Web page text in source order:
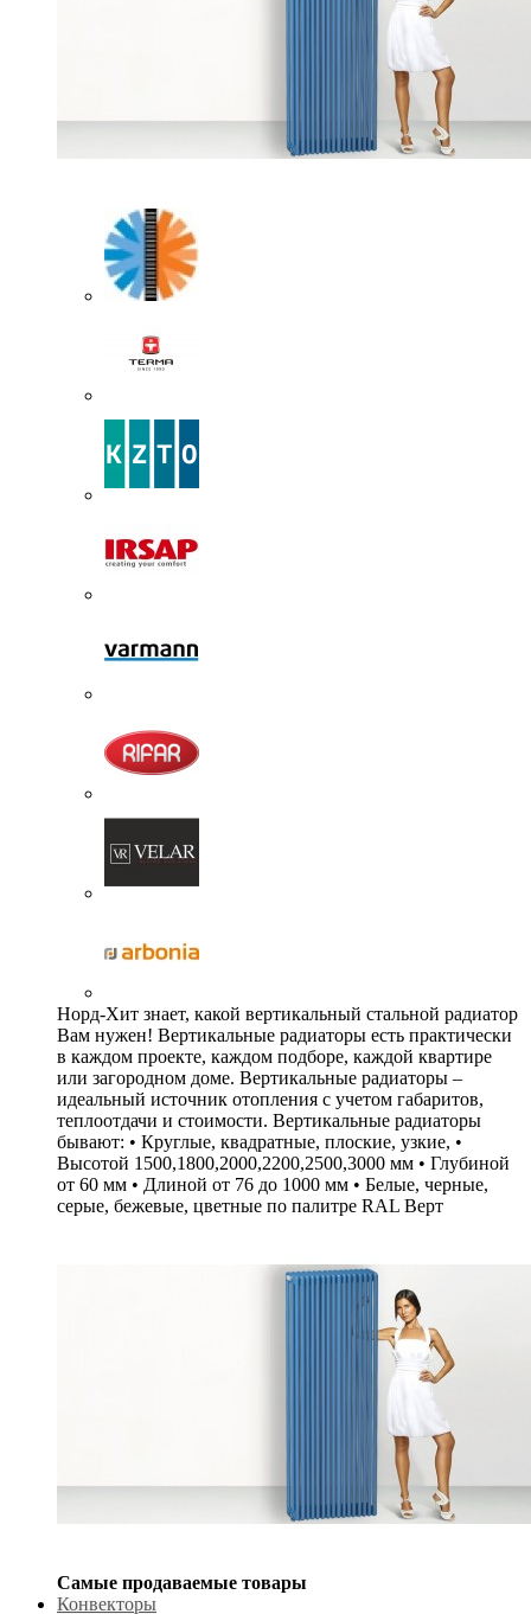
Норд-Хит знает, какой вертикальный стальной радиатор
Вам нужен! Вертикальные радиаторы есть практически
в каждом проекте, каждом подборе, каждой квартире
или загородном доме. Вертикальные радиаторы –
идеальный источник отопления с учетом габаритов,
теплоотдачи и стоимости. Вертикальные радиаторы
бывают: • Круглые, квадратные, плоские, узкие, •
Высотой 1500,1800,2000,2200,2500,3000 мм • Глубиной
от 60 мм • Длиной от 76 до 1000 мм • Белые, черные,
серые, бежевые, цветные по палитре RAL Верт
Самые продаваемые товары
Конвекторы